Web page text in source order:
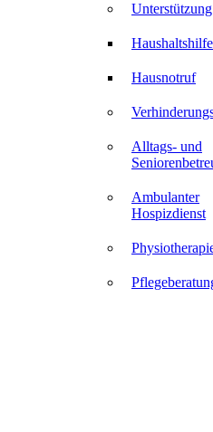
Haushaltshilfe
Hausnotruf
Alltags- und
Ambulanter
Hospizdienst